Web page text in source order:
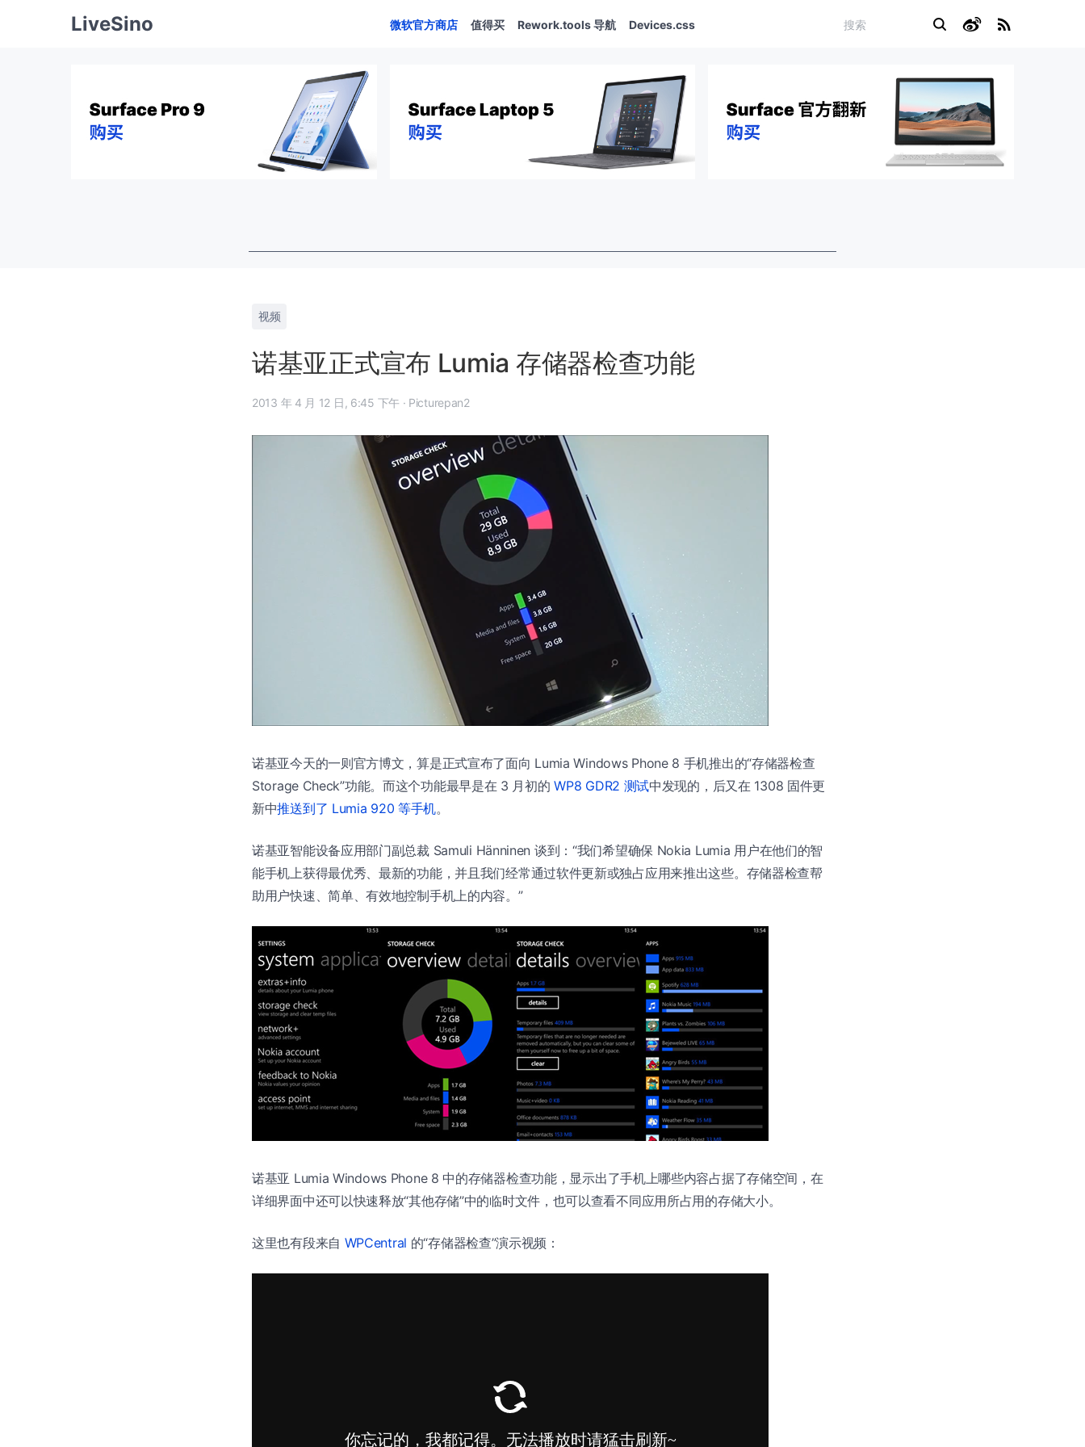
LiveSino 微软官方商店 值得买 Rework.tools 导航 Devices.css
视频
诺基亚正式宣布 Lumia 存储器检查功能
2013 年 4 月 12 日, 6:45 下午 · Picturepan2
诺基亚今天的一则官方博文，算是正式宣布了面向 Lumia Windows Phone 8 手机推出的“存储器检查
Storage Check”功能。而这个功能最早是在 3 月初的WP8 GDR2 测试中发现的，后又在 1308 固件更
新中推送到了 Lumia 920 等手机。
诺基亚智能设备应用部门副总裁 Samuli Hänninen 谈到：“我们希望确保 Nokia Lumia 用户在他们的智
能手机上获得最优秀、最新的功能，并且我们经常通过软件更新或独占应用来推出这些。存储器检查帮
助用户快速、简单、有效地控制手机上的内容。”
诺基亚 Lumia Windows Phone 8 中的存储器检查功能，显示出了手机上哪些内容占据了存储空间，在
详细界面中还可以快速释放“其他存储”中的临时文件，也可以查看不同应用所占用的存储大小。
这里也有段来自 WPCentral 的“存储器检查”演示视频：